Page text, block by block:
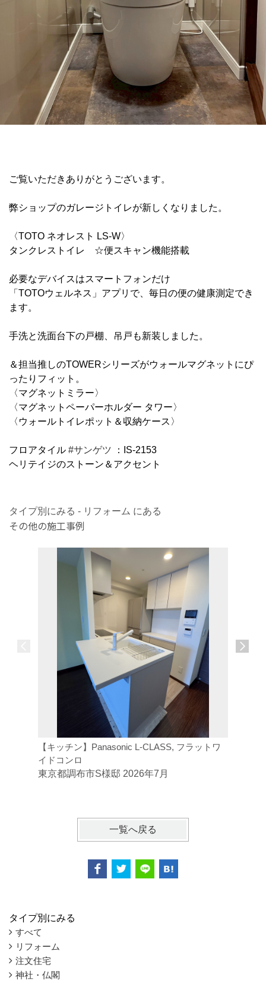
ご覧いただきありがとうございます。
弊ショップのガレージトイレが新しくなりました。
〈TOTO ネオレスト LS-W〉
タンクレストイレ ☆便スキャン機能搭載
必要なデバイスはスマートフォンだけ
「TOTOウェルネス」アプリで、毎日の便の健康測定でき
ます。
手洗と洗面台下の戸棚、吊戸も新装しました。
＆担当推しのTOWERシリーズがウォールマグネットにぴ
ったりフィット。
〈マグネットミラー〉
〈マグネットペーパーホルダー タワー〉
〈ウォールトイレポット＆収納ケース〉
フロアタイル #サンゲツ ：IS-2153
ヘリテイジのストーン＆アクセント
タイプ別にみる - リフォーム にある
その他の施工事例
【キッチン】Panasonic L-CLASS, フラットワ
イドコンロ
東京都調布市S様邸 2026年7月
一覧へ戻る
タイプ別にみる
すべて
リフォーム
注文住宅
神社・仏閣